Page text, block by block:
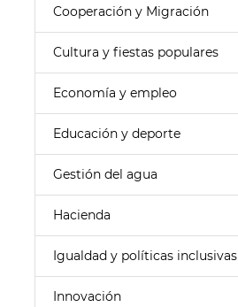
Cooperación y Migración
Cultura y fiestas populares
Economía y empleo
Educación y deporte
Gestión del agua
Hacienda
Igualdad y políticas inclusivas
Innovación